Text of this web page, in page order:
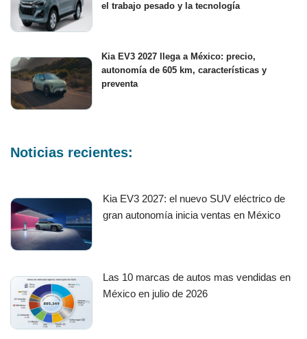
el trabajo pesado y la tecnología
Kia EV3 2027 llega a México: precio,
autonomía de 605 km, características y
preventa
Noticias recientes:
Kia EV3 2027: el nuevo SUV eléctrico de
gran autonomía inicia ventas en México
Las 10 marcas de autos mas vendidas en
México en julio de 2026